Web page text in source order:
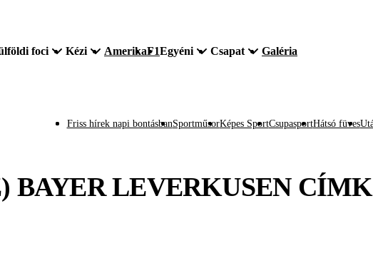
foci Kézi AmerikaF1Egyéni Csapat Galéria
Friss hírek napi bontásbanSportműsorKépes SportCsupasportHátsó füves
BAYER LEVERKUSEN